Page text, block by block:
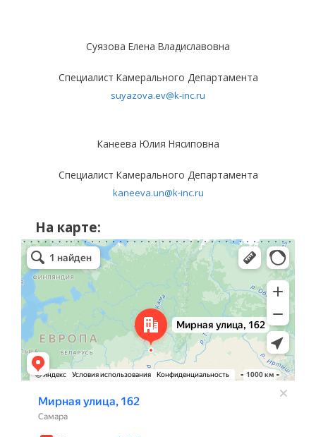
Суязова Елена Владиславовна
Специалист Камерального Департамента
suyazova.ev@k-inc.ru
Канеева Юлия Нясиповна
Специалист Камерального Департамента
kaneeva.un@k-inc.ru
На карте: